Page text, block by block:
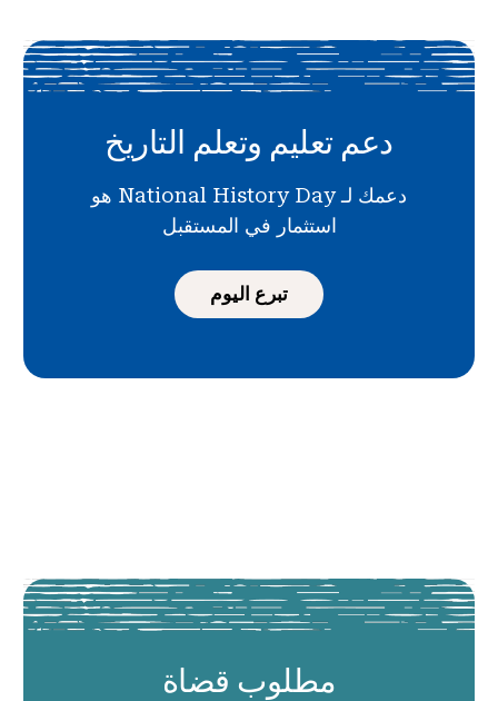
دعم تعليم وتعلم التاريخ
دعمك لـ National History Day هو
استثمار في المستقبل
تبرع اليوم
مطلوب قضاة